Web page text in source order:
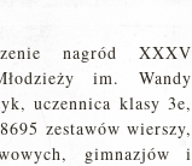
nagród XXXV
im. Wandy
uczennica klasy 3e,
zestawów wierszy,
gimnazjów i